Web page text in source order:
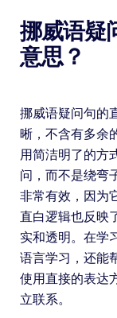
挪威语疑
意思？
挪威语疑问句的
晰，不含有多余
用简洁明了的方
问，而不是绕弯
非常有效，因为
直白逻辑也反映
实和透明。在学
语言学习，还能
使用直接的表达
立联系。